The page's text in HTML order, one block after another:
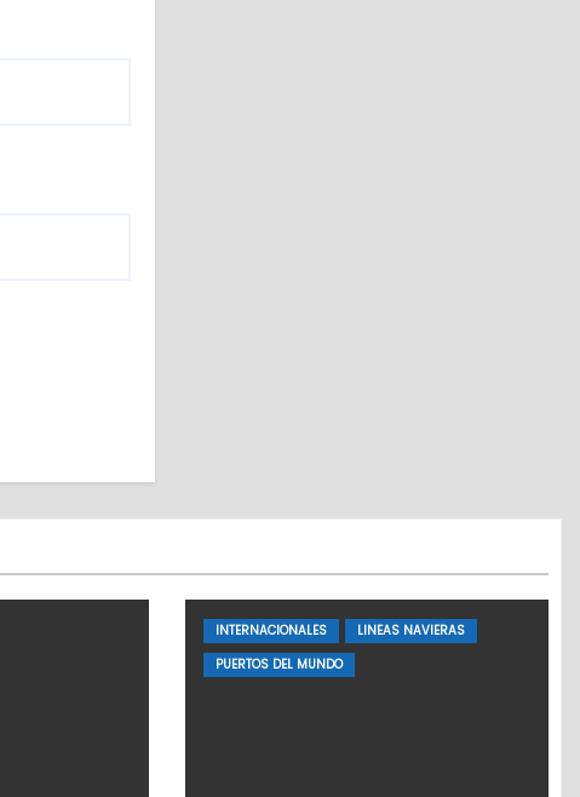
INTERNACIONALES
LINEAS NAVIERAS
PUERTOS DEL MUNDO